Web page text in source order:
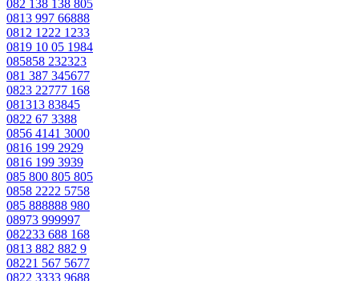
082 138 138 805
0813 997 66888
0812 1222 1233
0819 10 05 1984
085858 232323
081 387 345677
0823 22777 168
081313 83845
0822 67 3388
0856 4141 3000
0816 199 2929
0816 199 3939
085 800 805 805
0858 2222 5758
085 888888 980
08973 999997
082233 688 168
0813 882 882 9
08221 567 5677
0822 3333 9688